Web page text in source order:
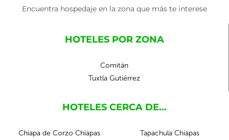
Encuentra hospedaje en la zona que más te interese
HOTELES POR ZONA
Comitán
Tuxtla Gutiérrez
HOTELES CERCA DE...
Chiapa de Corzo Chiapas
Tapachula Chiapas